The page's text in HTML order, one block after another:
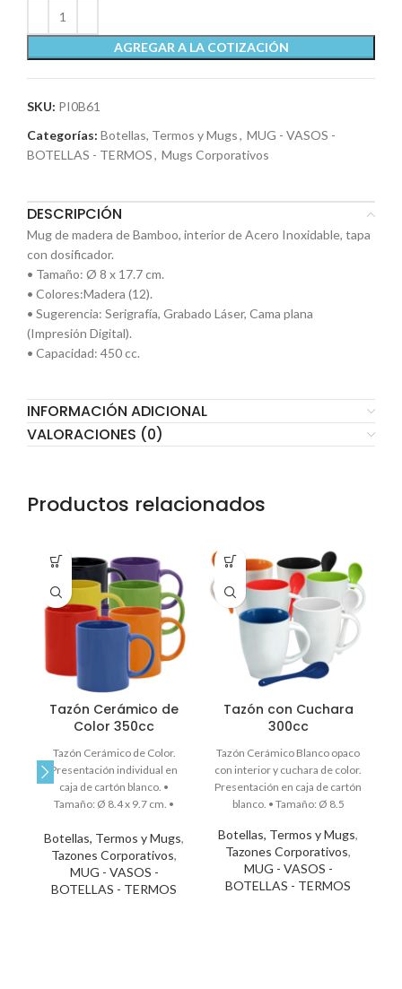
AGREGAR A LA COTIZACIÓN
SKU: PI0B61
Categorías: Botellas, Termos y Mugs, MUG - VASOS -
BOTELLAS - TERMOS, Mugs Corporativos
DESCRIPCIÓN
Mug de madera de Bamboo, interior de Acero Inoxidable, tapa
con dosificador.
• Tamaño: Ø 8 x 17.7 cm.
• Colores:Madera (12).
• Sugerencia: Serigrafía, Grabado Láser, Cama plana
(Impresión Digital).
• Capacidad: 450 cc.
INFORMACIÓN ADICIONAL
VALORACIONES (0)
Productos relacionados
Tazón Cerámico de
Color 350cc
Botellas, Termos y Mugs,
Tazones Corporativos,
MUG - VASOS -
BOTELLAS - TERMOS
Tazón Cerámico de Color.
Presentación individual en
caja de cartón blanco. •
Tamaño: Ø 8.4 x 9.7 cm. •
Tazón con Cuchara
300cc
Botellas, Termos y Mugs,
Tazones Corporativos,
MUG - VASOS -
BOTELLAS - TERMOS
Tazón Cerámico Blanco opaco
con interior y cuchara de color.
Presentación en caja de cartón
blanco. • Tamaño: Ø 8.5